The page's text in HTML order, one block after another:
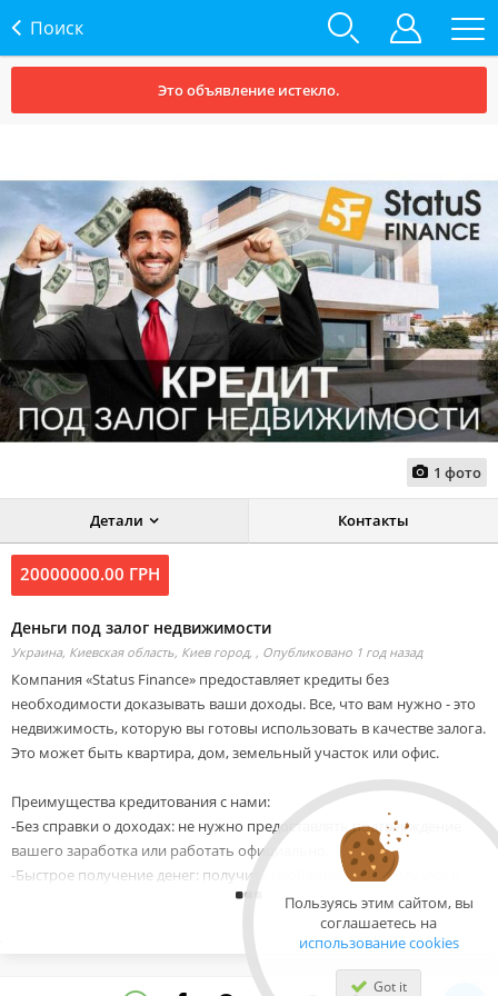
Пользуясь этим сайтом, вы
соглашаетесь на
использование cookies
Got it
Поиск
Это объявление истекло.
1 фото
Детали Контакты
20000000.00 ГРН
Деньги под залог недвижимости
Украина, Киевская область, Киев город, , Опубликовано 1 год назад
Компания «Status Finance» предоставляет кредиты без
необходимости доказывать ваши доходы. Все, что вам нужно - это
недвижимость, которую вы готовы использовать в качестве залога.
Это может быть квартира, дом, земельный участок или офис.
Преимущества кредитования с нами:
-Без справки о доходах: не нужно предоставлять подтверждение
вашего заработка или работать официально.
-Быстрое получение денег: получите необходимую сумму уже в
день обращения, без сложных проверок и банковских процедур.
-Гибкие условия: кредиты до 80% от стоимости вашей
недвижимости с возможностью досрочного погашения без